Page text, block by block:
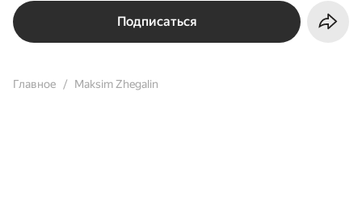
Подписаться
Главное Maksim Zhegalin